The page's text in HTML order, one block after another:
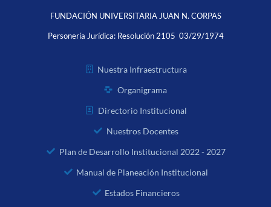
FUNDACIÓN UNIVERSITARIA JUAN N. CORPAS
Personería Jurídica: Resolución 2105 03/29/1974
Nuestra Infraestructura
Organigrama
Directorio Institucional
Nuestros Docentes
Plan de Desarrollo Institucional 2022 - 2027
Manual de Planeación Institucional
Estados Financieros